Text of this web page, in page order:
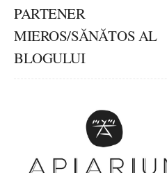
PARTENER
MIEROS/SĂNĂTOS AL
BLOGULUI